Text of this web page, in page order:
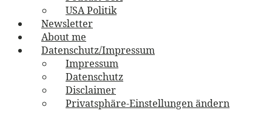
USA Politik
Newsletter
About me
Datenschutz/Impressum
Impressum
Datenschutz
Disclaimer
Privatsphäre-Einstellungen ändern